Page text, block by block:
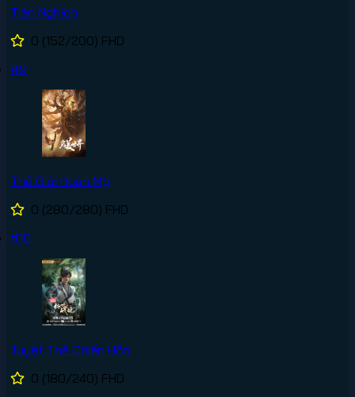
Tiên Nghịch
0 (152/200) FHD
#9
Thế Giới Hoàn Mỹ
0 (280/280) FHD
#10
Tuyệt Thế Chiến Hồn
0 (180/240) FHD